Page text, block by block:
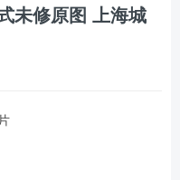
未修原图 上海城